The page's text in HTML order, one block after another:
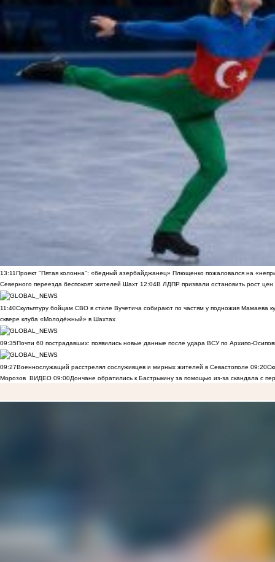
13:11Проект "Пятая колонна": «бедный азербайджанец» Плющенко пожаловался на
Северного переезда беспокоят жителей Шахт 12:04В ЛДПР призвали остановить рост цен
11:40Скульптуру бойцам СВО в стиле Вучетича собирают по частям у подножия Мамаева
сквере клуба «Молодёжный» в Шахтах
09:35Почти 60 пострадавших: появились новые данные после удара ВСУ по Архипо-
09:27Военнослужащий расстрелял сослуживцев и мирных жителей в Севастополе 09:20
Морозов
ВИДЕО 09:00Дончане обратились к Бастрыкину за помощью из-за скандала с